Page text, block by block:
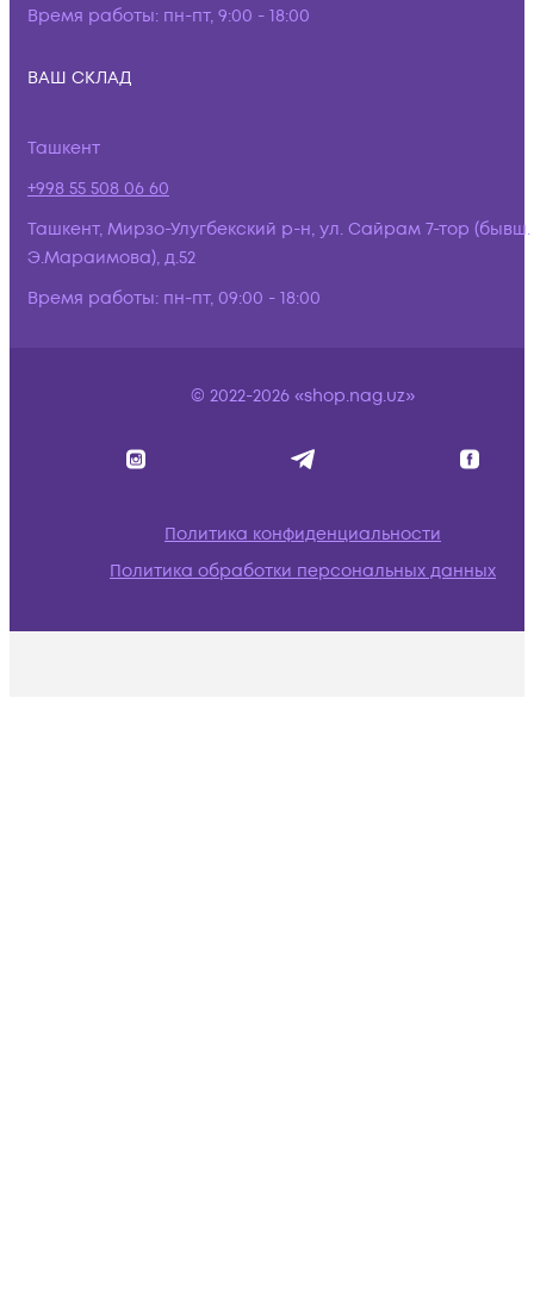
Время работы: пн-пт, 9:00 - 18:00
ВАШ СКЛАД
Ташкент
+998 55 508 06 60
Ташкент, Мирзо-Улугбекский р-н, ул. Сайрам 7-тор (бывш.
Э.Мараимова), д.52
Время работы: пн-пт, 09:00 - 18:00
© 2022-2026 «shop.nag.uz»
Политика конфиденциальности
Политика обработки персональных данных